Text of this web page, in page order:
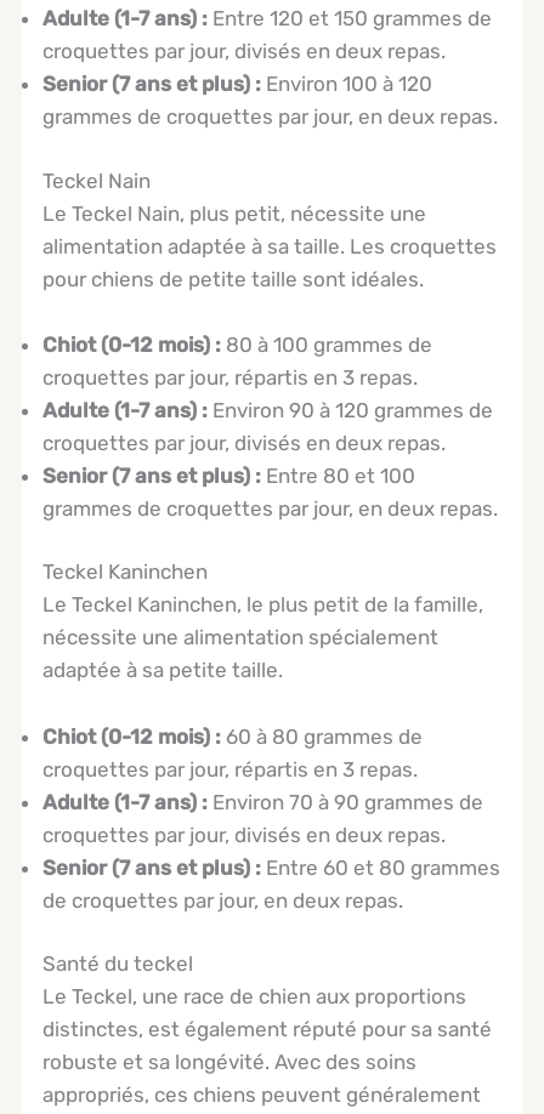
Adulte (1-7 ans) : Entre 120 et 150 grammes de
croquettes par jour, divisés en deux repas.
Senior (7 ans et plus) : Environ 100 à 120
grammes de croquettes par jour, en deux repas.
Teckel Nain
Le Teckel Nain, plus petit, nécessite une
alimentation adaptée à sa taille. Les croquettes
pour chiens de petite taille sont idéales.
Chiot (0-12 mois) : 80 à 100 grammes de
croquettes par jour, répartis en 3 repas.
Adulte (1-7 ans) : Environ 90 à 120 grammes de
croquettes par jour, divisés en deux repas.
Senior (7 ans et plus) : Entre 80 et 100
grammes de croquettes par jour, en deux repas.
Teckel Kaninchen
Le Teckel Kaninchen, le plus petit de la famille,
nécessite une alimentation spécialement
adaptée à sa petite taille.
Chiot (0-12 mois) : 60 à 80 grammes de
croquettes par jour, répartis en 3 repas.
Adulte (1-7 ans) : Environ 70 à 90 grammes de
croquettes par jour, divisés en deux repas.
Senior (7 ans et plus) : Entre 60 et 80 grammes
de croquettes par jour, en deux repas.
Santé du teckel
Le Teckel, une race de chien aux proportions
distinctes, est également réputé pour sa santé
robuste et sa longévité. Avec des soins
appropriés, ces chiens peuvent généralement